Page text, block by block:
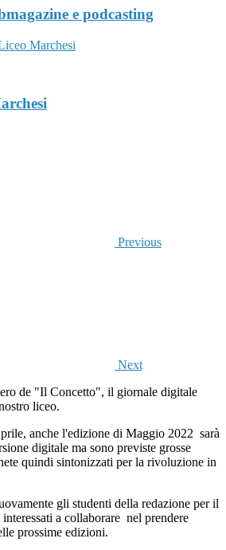
e podcasting
Marchesi
Previous
Next
de "Il Concetto", il giornale digitale
liceo.
anche l'edizione di Maggio 2022 sarà
digitale ma sono previste grosse
quindi sintonizzati per la rivoluzione in
gli studenti della redazione per il
a collaborare nel prendere
prossime edizioni.